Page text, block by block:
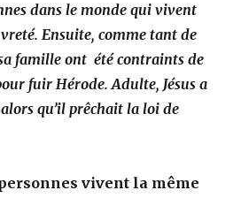
dans le monde qui vivent
Ensuite, comme tant de
famille ont été contraints de
fuir Hérode. Adulte, Jésus a
qu’il prêchait la loi de
vivent la même